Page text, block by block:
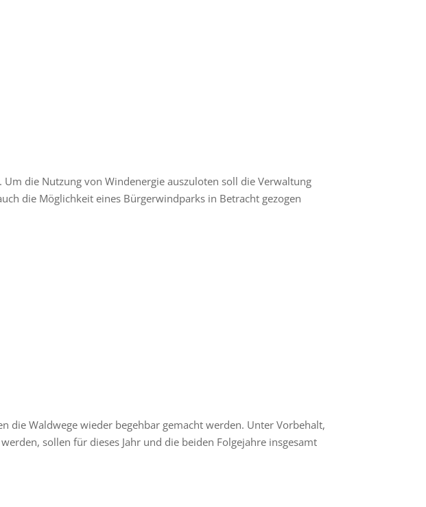
die Nutzung von Windenergie auszuloten soll die Verwaltung
die Möglichkeit eines Bürgerwindparks in Betracht gezogen
die Waldwege wieder begehbar gemacht werden. Unter Vorbehalt,
sollen für dieses Jahr und die beiden Folgejahre insgesamt